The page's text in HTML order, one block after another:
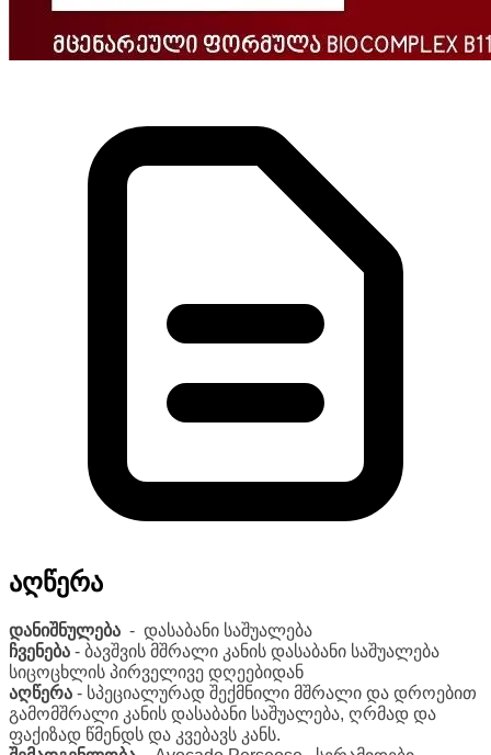
აღწერა
დანიშნულება - დასაბანი საშუალება
ჩვენება - ბავშვის მშრალი კანის დასაბანი საშუალება
სიცოცხლის პირველივე დღეებიდან
აღწერა - სპეციალურად შექმნილი მშრალი და დროებით
გამომშრალი კანის დასაბანი საშუალება, ღრმად და
ფაქიზად წმენდს და კვებავს კანს.